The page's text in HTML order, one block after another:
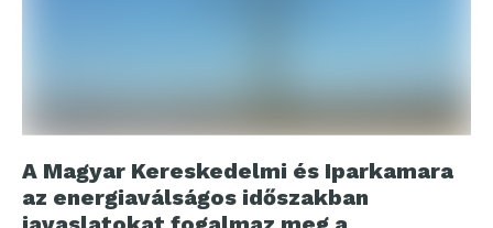
A Magyar Kereskedelmi és Iparkamara
az energiaválságos időszakban